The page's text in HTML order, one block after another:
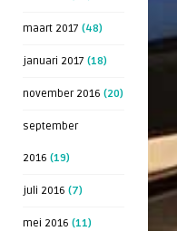
maart 2017 (48)
januari 2017 (18)
november 2016 (20)
september
2016 (19)
juli 2016 (7)
mei 2016 (11)